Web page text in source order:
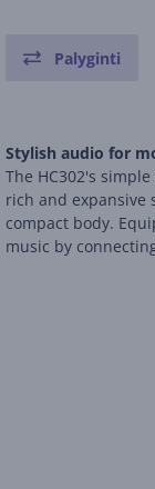
Palyginti
Stylish audio for
The HC302's
rich and expansive
compact body.
music by